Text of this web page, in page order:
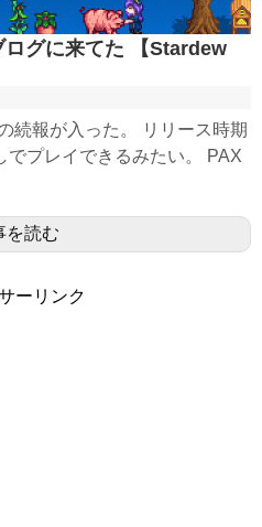
グに来てた 【Stardew
続報が入った。 リリース時期
でプレイできるみたい。 PAX
を読む
ーリンク